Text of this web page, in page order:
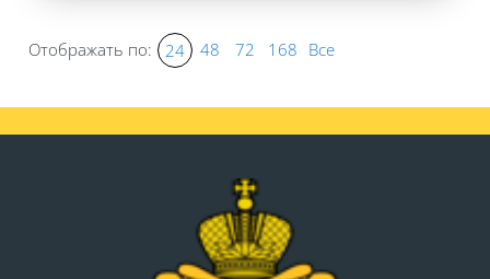
Отображать по: 24 48 72 168 Все